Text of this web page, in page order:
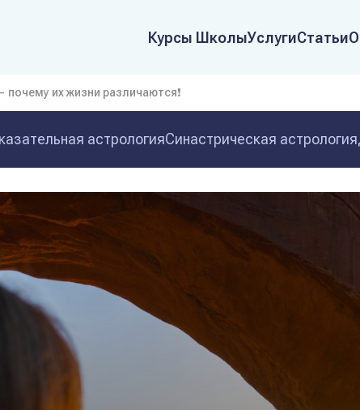
Курсы ШколыУслугиСтатьи
их жизни различаются❗
астрологияСинастрическая астрология